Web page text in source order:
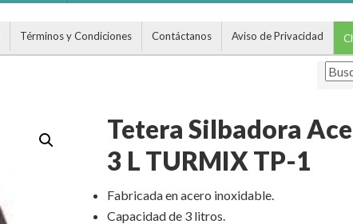
Términos y Condiciones Contáctanos Aviso de Privacidad
Tetera Silbadora
3 L TURMIX TP-1
Fabricada en acero inoxidable.
Capacidad de 3 litros.